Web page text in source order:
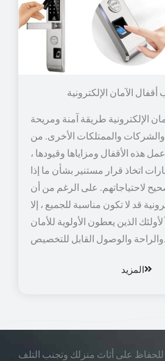
الإلكترونية طريقة آمنة ومريحة
والشركات والممتلكات الأخرى. من
هذه الأقفال ومزاياها وقيودها ،
اتخاذ قرار مستنير بشأن ما إذا
لاحتياجاتهم. على الرغم من أن
قد لا تكون مناسبة للجميع ، إلا
لأولئك الذين يعطون الأولوية للأمان
والراحة والوصول القابل للتخصيص.
المزيد
على أثاث منزلك وتجنب التلف